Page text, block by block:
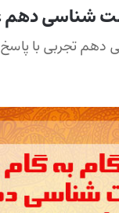
شناسی دهم
تجربی با پاسخ